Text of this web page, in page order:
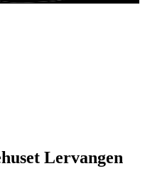
Lervangen